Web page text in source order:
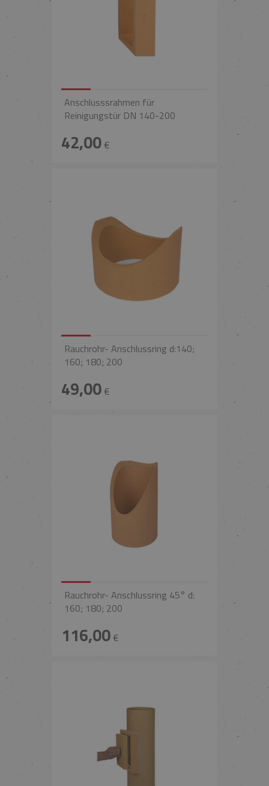
Anschlusssrahmen für
Reinigungstür DN 140-200
42,00€
Rauchrohr- Anschlussring d:140;
160; 180; 200
49,00€
Rauchrohr- Anschlussring 45° d:
160; 180; 200
116,00€